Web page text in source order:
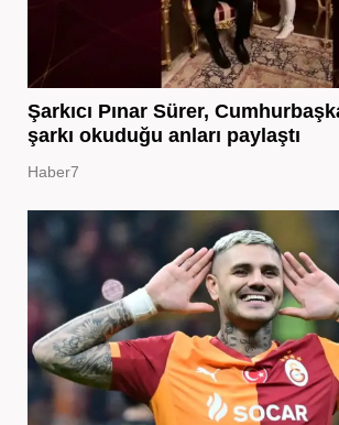
Şarkıcı Pınar Sürer,
şarkı okuduğu anları paylaştı
Haber7